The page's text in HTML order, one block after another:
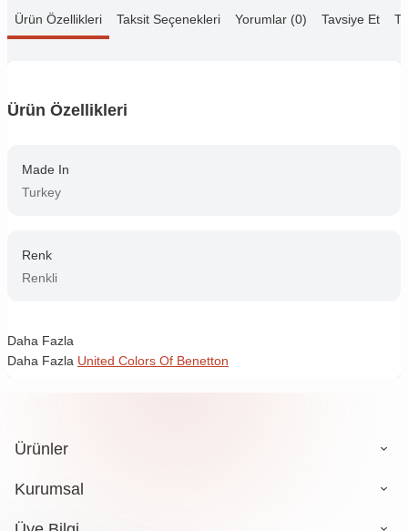
Ürün Özellikleri Taksit Seçenekleri Yorumlar (0) Tavsiye Et
Ürün Özellikleri
Made In
Turkey
Renk
Renkli
Daha Fazla
Daha Fazla United Colors Of Benetton
Ürünler
Kurumsal